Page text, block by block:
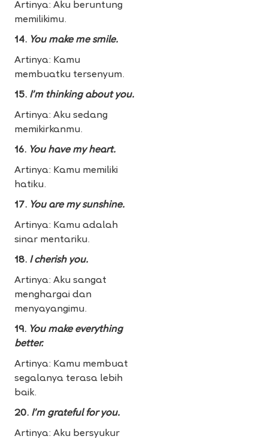
Artinya: Aku beruntung
memilikimu.
14. You make me smile.
Artinya: Kamu
membuatku tersenyum.
15. I’m thinking about you.
Artinya: Aku sedang
memikirkanmu.
16. You have my heart.
Artinya: Kamu memiliki
hatiku.
17. You are my sunshine.
Artinya: Kamu adalah
sinar mentariku.
18. I cherish you.
Artinya: Aku sangat
menghargai dan
menyayangimu.
19. You make everything
better.
Artinya: Kamu membuat
segalanya terasa lebih
baik.
20. I’m grateful for you.
Artinya: Aku bersyukur